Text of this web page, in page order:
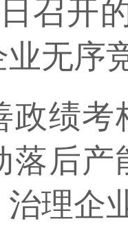
开的
无序
考
落后
治理